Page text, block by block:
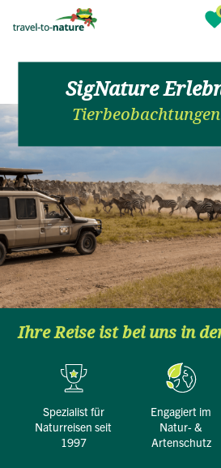
SigNature
Ihre Reise ist bei uns in
Spezialist für
Naturreisen seit
1997
engagiert im
Natur- &
Artenschutz